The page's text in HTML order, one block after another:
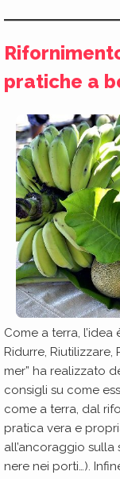
pratiche a
Come a terra,
Ridurre, Riutilizzare,
mer” ha realizzato
consigli su come
come a terra, dal
pratica vera e
all’ancoraggio
nere nei porti…).